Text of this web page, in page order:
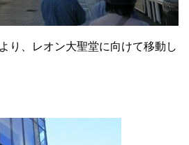
り、レオン大聖堂に向けて移動し